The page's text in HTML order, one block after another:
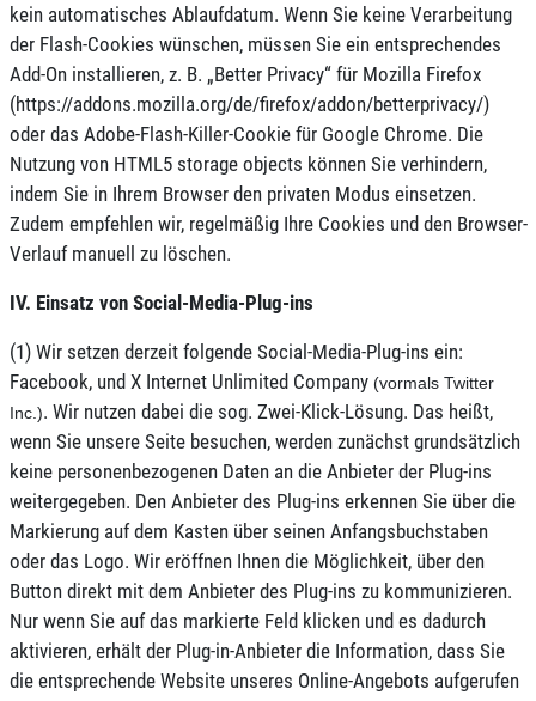
kein automatisches Ablaufdatum. Wenn Sie keine Verarbeitung
der Flash-Cookies wünschen, müssen Sie ein entsprechendes
Add-On installieren, z. B. „Better Privacy“ für Mozilla Firefox
(https://addons.mozilla.org/de/firefox/addon/betterprivacy/)
oder das Adobe-Flash-Killer-Cookie für Google Chrome. Die
Nutzung von HTML5 storage objects können Sie verhindern,
indem Sie in Ihrem Browser den privaten Modus einsetzen.
Zudem empfehlen wir, regelmäßig Ihre Cookies und den Browser-
Verlauf manuell zu löschen.
IV. Einsatz von Social-Media-Plug-ins
(1) Wir setzen derzeit folgende Social-Media-Plug-ins ein:
Facebook, und X Internet Unlimited Company (vormals Twitter
Inc.). Wir nutzen dabei die sog. Zwei-Klick-Lösung. Das heißt,
wenn Sie unsere Seite besuchen, werden zunächst grundsätzlich
keine personenbezogenen Daten an die Anbieter der Plug-ins
weitergegeben. Den Anbieter des Plug-ins erkennen Sie über die
Markierung auf dem Kasten über seinen Anfangsbuchstaben
oder das Logo. Wir eröffnen Ihnen die Möglichkeit, über den
Button direkt mit dem Anbieter des Plug-ins zu kommunizieren.
Nur wenn Sie auf das markierte Feld klicken und es dadurch
aktivieren, erhält der Plug-in-Anbieter die Information, dass Sie
die entsprechende Website unseres Online-Angebots aufgerufen